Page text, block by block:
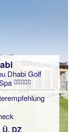
Dhabi Golf
Ü, DZ